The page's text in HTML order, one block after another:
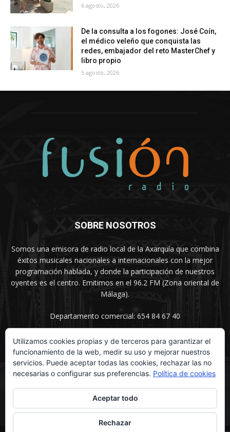
6 agosto, 2026
De la consulta a los fogones: José Coín,
el médico veleño que conquista las
redes, embajador del reto MasterChef y
libro propio
5 agosto, 2026
SOBRE NOSOTROS
Somos una emisora de radio local de la Axarquía que combina
éxitos musicales nacionales a internacionales con la mejor
programación hablada, y donde la participación de nuestros
oyentes es el centro. Emitimos en el 96.2 FM (Zona oriental de
Málaga).
Departamento comercial: 654 84 67 40
SÍGUENOS
Utilizamos cookies propias y de terceros para garantizar el
funcionamiento de la web, medir su uso y mejorar nuestros
servicios. Puede aceptar todas las cookies, rechazar las no
necesarias o configurar sus preferencias. Política de cookies
Aceptar todo
Rechazar